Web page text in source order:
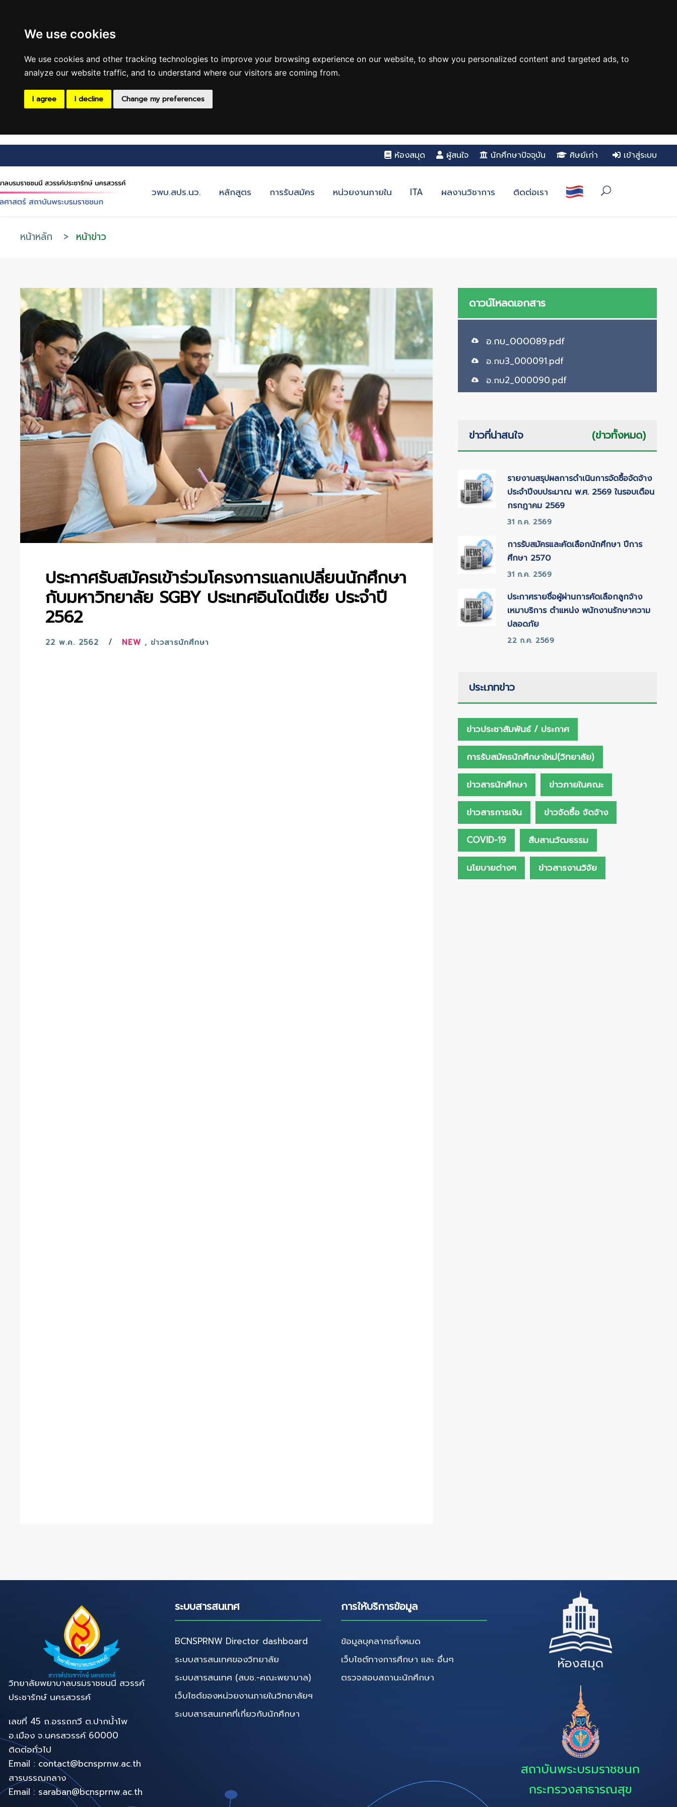
We use cookies
We use cookies and other tracking technologies to improve your browsing experience on our website, to show you personalized content and targeted ads, to
analyze our website traffic, and to understand where our visitors are coming from.
I agree I decline Change my preferences
ห้องสมุด ผู้สนใจ นักศึกษาปัจจุบัน ศิษย์เก่า เข้าสู่ระบบ
วพบ.สปร.นว. หลักสูตร การรับสมัคร หน่วยงานภายใน ITA ผลงานวิชาการ ติดต่อเรา
หน้าหลัก > หน้าข่าว
ประกาศรับสมัครเข้าร่วมโครงการแลกเปลี่ยนนักศึกษา
กับมหาวิทยาลัย SGBY ประเทศอินโดนีเซีย ประจำปี
2562
22 พ.ค. 2562 NEW , ข่าวสารนักศึกษา
ดาวน์โหลดเอกสาร
อ.กบ_000089.pdf
อ.กบ3_000091.pdf
อ.กบ2_000090.pdf
ข่าวที่น่าสนใจ (ข่าวทั้งหมด)
รายงานสรุปผลการดำเนินการจัดซื้อจัดจ้าง
ประจำปีงบประมาณ พ.ศ. 2569 ในรอบเดือน
กรกฎาคม 2569
31 ก.ค. 2569
การรับสมัครและคัดเลือกนักศึกษา ปีการ
ศึกษา 2570
31 ก.ค. 2569
ประกาศรายชื่อผู้ผ่านการคัดเลือกลูกจ้าง
เหมาบริการ ตำแหน่ง พนักงานรักษาความ
ปลอดภัย
22 ก.ค. 2569
ประเภทข่าว
ข่าวประชาสัมพันธ์ / ประกาศ
การรับสมัครนักศึกษาใหม่(วิทยาลัย)
ข่าวสารนักศึกษา ข่าวภายในคณะ
ข่าวสารการเงิน ข่าวจัดซื้อ จัดจ้าง
COVID-19 สืบสานวัฒธรรม
นโยบายต่างๆ ข่าวสารงานวิจัย
วิทยาลัยพยาบาลบรมราชชนนี สวรรค์
ประชารักษ์ นครสวรรค์
เลขที่ 45 ถ.อรรถกวี ต.ปากน้ำโพ
อ.เมือง จ.นครสวรรค์ 60000
ติดต่อทั่วไป
Email : contact@bcnsprnw.ac.th
สารบรรณกลาง
Email : saraban@bcnsprnw.ac.th
ระบบสารสนเทศ
BCNSPRNW Director dashboard
ระบบสารสนเทศของวิทยาลัย
ระบบสารสนเทศ (สบช.-คณะพยาบาล)
เว็บไซต์ของหน่วยงานภายในวิทยาลัยฯ
ระบบสารสนเทศที่เกี่ยวกับนักศึกษา
การให้บริการข้อมูล
ข้อมูลบุคลากรทั้งหมด
เว็บไซต์ทางการศึกษา และ อื่นๆ
ตรวจสอบสถานะนักศึกษา
ห้องสมุด
สถาบันพระบรมราชชนก
กระทรวงสาธารณสุข